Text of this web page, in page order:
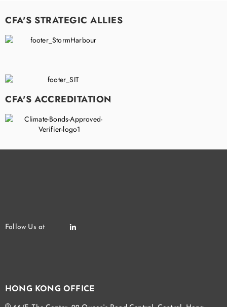
CFA'S STRATEGIC ALLIES
CFA'S ACCREDITATION
HONG KONG OFFICE